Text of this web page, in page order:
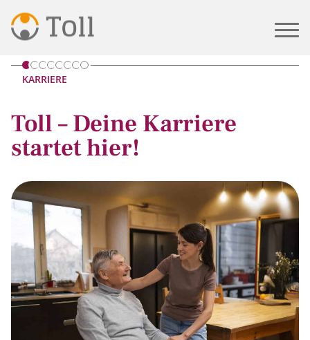
KARRIERE
START KARRIERE
Toll – Deine Karriere
startet hier!